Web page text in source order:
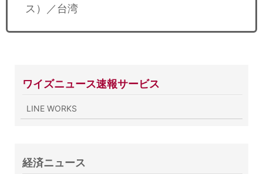
ス）／台湾
ワイズニュース速報サービス
LINE WORKS
経済ニュース